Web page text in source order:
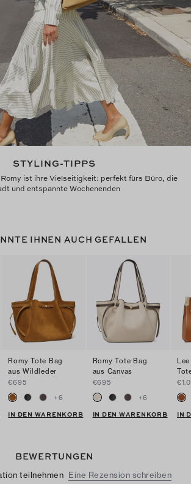
STYLING-TIPPS
Romy ist ihre Vielseitigkeit: perfekt fürs Büro, die
und entspannte Wochenenden
IHNEN AUCH GEFALLEN
Romy Tote Bag
aus Wildleder
€695
+6
IN DEN WARENKORB
Romy Tote Bag
aus Canvas
€695
+6
IN DEN WARENKORB
IN
BEWERTUNGEN
teilnehmen Eine Rezension schreiben